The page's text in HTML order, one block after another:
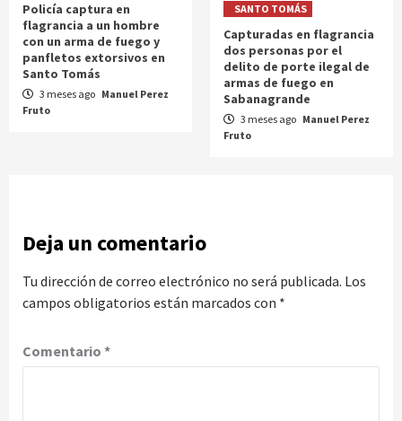
Policía captura en
flagrancia a un hombre
con un arma de fuego y
panfletos extorsivos en
Santo Tomás
3 meses ago Manuel Perez
Fruto
SANTO TOMÁS
Capturadas en flagrancia
dos personas por el
delito de porte ilegal de
armas de fuego en
Sabanagrande
3 meses ago Manuel Perez
Fruto
Deja un comentario
Tu dirección de correo electrónico no será publicada. Los
campos obligatorios están marcados con *
Comentario *